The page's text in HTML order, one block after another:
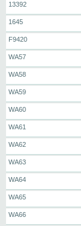
13392
1645
F9420
WA57
WA58
WA59
WA60
WA61
WA62
WA63
WA64
WA65
WA66